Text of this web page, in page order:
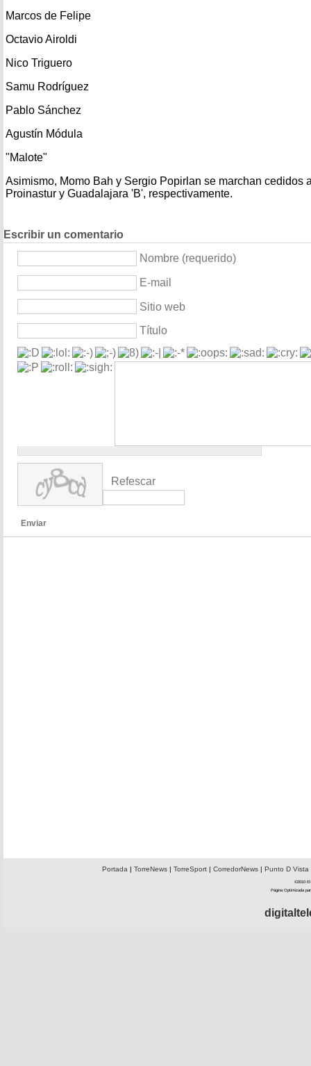
Marcos de Felipe
Octavio Airoldi
Nico Triguero
Samu Rodríguez
Pablo Sánchez
Agustín Módula
"Malote"
Asimismo, Momo Bah y Sergio Popirlan se marchan cedidos
Proinastur y Guadalajara 'B', respectivamente.
Escribir un comentario
Nombre (requerido)
E-mail
Sitio web
Título
Refescar
Enviar
Portada | TorreNews| TorreSport| CorredorNews| Punto D Vista
©2010 El
Página Optimizada